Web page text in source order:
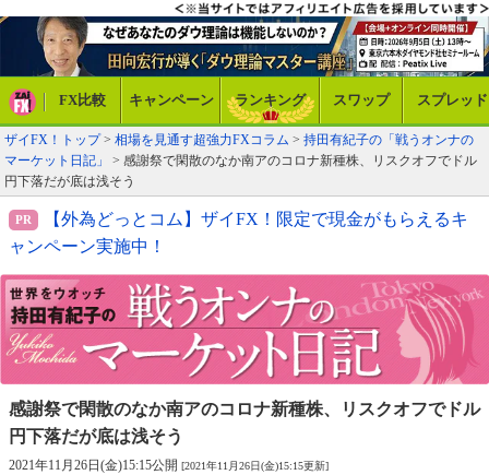
FX比較 キャンペーン ランキング スワップ スプレッド
ザイFX！トップ> 相場を見通す超強力FXコラム > 持田有紀子の「戦うオンナの
マーケット日記」
> 感謝祭で閑散のなか南アのコロナ新種株、リスクオフでドル
円下落だが底は浅そう
【外為どっとコム】ザイFX！限定で現金がもらえるキ
ャンペーン実施中！
感謝祭で閑散のなか南アのコロナ新種株、
リスクオフでドル
円下落だが底は浅そう
2021年11月26日(金)15:15公開 [2021年11月26日(金)15:15更新]